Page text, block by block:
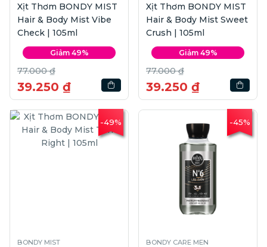
Xịt Thơm BONDY MIST
Hair & Body Mist Vibe
Check | 105ml
Giảm 49%
77.000 ₫
39.250 ₫
Xịt Thơm BONDY MIST
Hair & Body Mist Sweet
Crush | 105ml
Giảm 49%
77.000 ₫
39.250 ₫
-49%
BONDY MIST
-45%
BONDY CARE MEN